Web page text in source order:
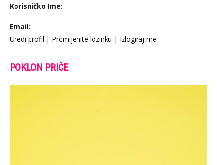
Korisničko Ime:
Email:
Uredi profil | Promijenite lozinku | Izlogiraj me
POKLON PRIČE